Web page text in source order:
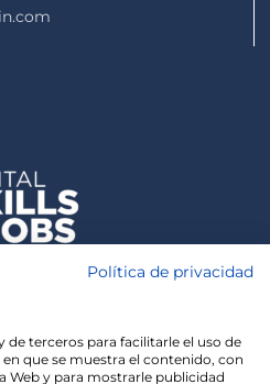
Política de privacidad
de terceros para facilitarle el uso de
que se muestra el contenido, con
Web y para mostrarle publicidad